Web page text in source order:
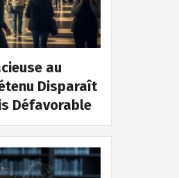
au
Disparaît
Défavorable